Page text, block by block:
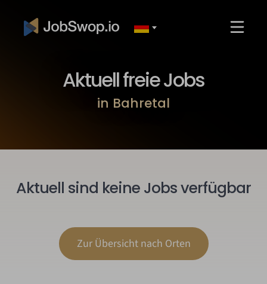
Aktuell freie Jobs
in Bahretal
Aktuell sind keine Jobs verfügbar
Zur Übersicht nach Orten